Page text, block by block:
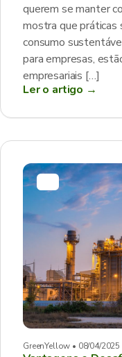
querem se manter
mostra que práticas
consumo
para empresas,
empresariais […]
Ler o artigo →
GreenYellow • 08/04/2025